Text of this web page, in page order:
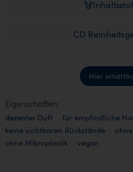
CD
Hier
Eigenschaften:
dezenter Duft
für empfindliche
keine sichtbaren Rückstände
ohne Mikroplastik
vegan